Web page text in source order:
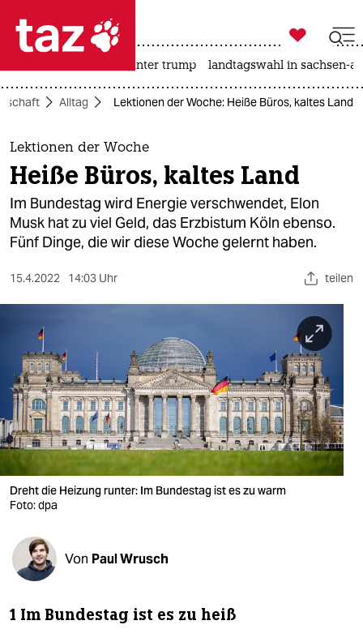
 taz zahl ich
taz zahl ich
themen
politik
öko
gesellschaft
sport
berlin
nord
wahrheit
verlag
verlag
veranstaltungen
shop

taz zahl ich
usa unter trump landtagswahl in sachsen-
Alltag Lektionen der Woche: Heiße Büros, kaltes Land
Lektionen der Woche
Heiße Büros, kaltes Land
Im Bundestag wird Energie verschwendet, Elon
Musk hat zu viel Geld, das Erzbistum Köln ebenso.
Fünf Dinge, die wir diese Woche gelernt haben.
15.4.2022 14:03 Uhr teilen
Dreht die Heizung runter: Im Bundestag ist es zu warm
Foto: dpa
Von Paul Wrusch
1 Im Bundestag ist es zu heiß